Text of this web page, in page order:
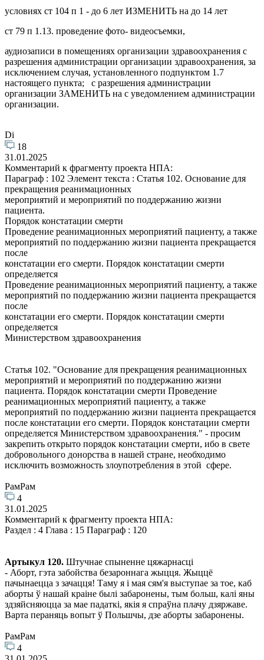
условиях ст 104 п 1 - до 6 лет ИЗМЕНИТЬ на до 14 лет
ст 79 п 1.13. проведение фото- видеосъемки,
аудиозаписи в помещениях организации здравоохранения с
разрешения администрации организации здравоохранения, за
исключением случая, установленного подпунктом 1.7
настоящего пункта; с разрешения администрации
организации ЗАМЕНИТЬ на с уведомлением администрации
организации.
Di
18
31.01.2025
Комментарий к фрагменту проекта НПА:
Параграф : 102 Элемент текста : Статья 102. Основание для
прекращения реанимационных
мероприятий и мероприятий по поддержанию жизни
пациента.
Порядок констатации смерти
Проведение реанимационных мероприятий пациенту, а также
мероприятий по поддержанию жизни пациента прекращается
после
констатации его смерти. Порядок констатации смерти
определяется
Проведение реанимационных мероприятий пациенту, а также
мероприятий по поддержанию жизни пациента прекращается
после
констатации его смерти. Порядок констатации смерти
определяется
Министерством здравоохранения
Статья 102. "Основание для прекращения реанимационных
мероприятий и мероприятий по поддержанию жизни
пациента. Порядок констатации смерти Проведение
реанимационных мероприятий пациенту, а также
мероприятий по поддержанию жизни пациента прекращается
после констатации его смерти. Порядок констатации смерти
определяется Министерством здравоохранения." - просим
закрепить открыто порядок констатации смерти, ибо в свете
добровольного донорства в нашей стране, необходимо
исключить возможность злоупотребления в этой сфере.
РамРам
4
31.01.2025
Комментарий к фрагменту проекта НПА:
Раздел : 4 Глава : 15 Параграф : 120
Артыкул 120. Штучнае спыненне цяжарнасці
- Аборт, гэта забойства безароннага жыцця. Жыццё
пачынаецца з зачацця! Таму я і мая сям'я выступае за тое, каб
аборты ў нашай краіне былі забаронены, тым больш, калі яны
здзяйсняюцца за мае падаткі, якія я спраўна плачу дзяржаве.
Варта пераняць вопыт ў Польшчы, дзе аборты забаронены.
РамРам
4